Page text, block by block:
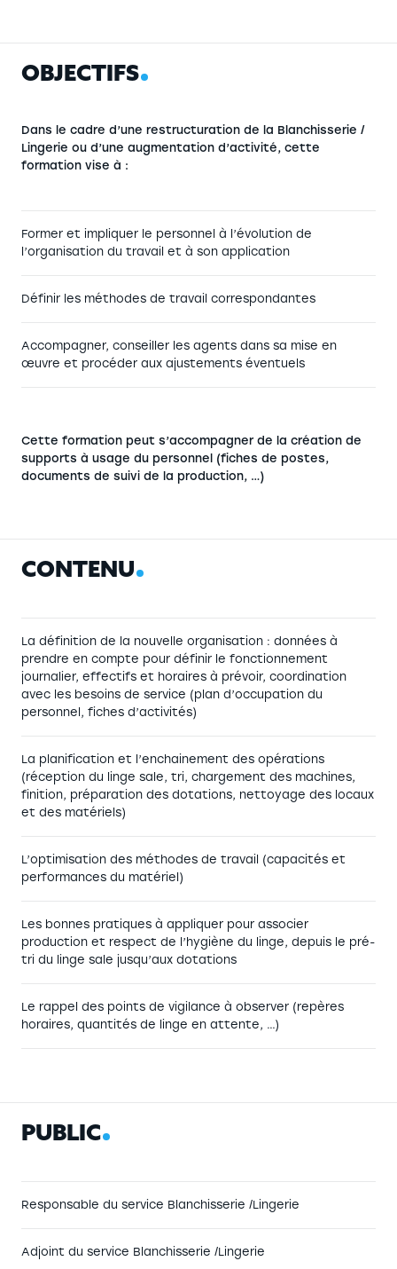
OBJECTIFS
Dans le cadre d’une restructuration de la Blanchisserie /
Lingerie ou d’une augmentation d’activité, cette
formation vise à :
Former et impliquer le personnel à l’évolution de
l’organisation du travail et à son application
Définir les méthodes de travail correspondantes
Accompagner, conseiller les agents dans sa mise en
œuvre et procéder aux ajustements éventuels
Cette formation peut s’accompagner de la création de
supports à usage du personnel (fiches de postes,
documents de suivi de la production, …)
CONTENU
La définition de la nouvelle organisation : données à
prendre en compte pour définir le fonctionnement
journalier, effectifs et horaires à prévoir, coordination
avec les besoins de service (plan d’occupation du
personnel, fiches d’activités)
La planification et l’enchainement des opérations
(réception du linge sale, tri, chargement des machines,
finition, préparation des dotations, nettoyage des locaux
et des matériels)
L’optimisation des méthodes de travail (capacités et
performances du matériel)
Les bonnes pratiques à appliquer pour associer
production et respect de l’hygiène du linge, depuis le pré-
tri du linge sale jusqu’aux dotations
Le rappel des points de vigilance à observer (repères
horaires, quantités de linge en attente, …)
PUBLIC
Responsable du service Blanchisserie /Lingerie
Adjoint du service Blanchisserie /Lingerie